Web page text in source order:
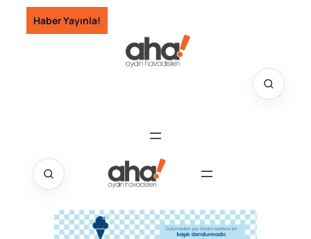
İçeriğe
geç
Haber Yayınla!